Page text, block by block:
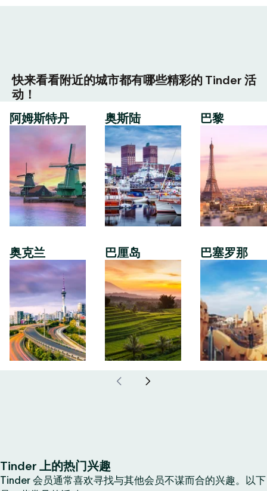
快来看看附近的城市都有哪些精彩的 Tinder 活
动！
阿姆斯特丹
奥克兰
奥斯陆
巴厘岛
巴黎
巴塞罗那
Tinder 上的热门兴趣
Tinder 会员通常喜欢寻找与其他会员不谋而合的兴趣。以下